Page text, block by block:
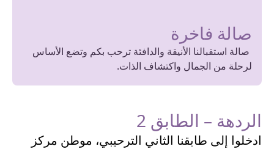
صالة فاخرة
صالة استقبالنا الأنيقة والدافئة ترحب بكم وتضع الأساس
لرحلة من الجمال واكتشاف الذات.
الردهة – الطابق 2
ادخلوا إلى طابقنا الثاني الترحيبي، موطن مركز